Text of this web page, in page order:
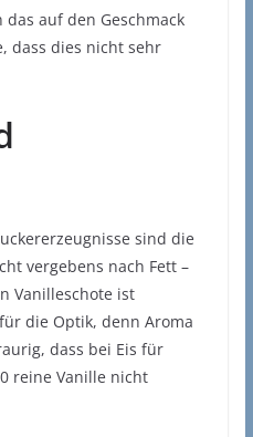
auf den Geschmack
dass dies nicht sehr
sind die
vergebens nach Fett –
Vanilleschote ist
die Optik, denn Aroma
dass bei Eis für
reine Vanille nicht